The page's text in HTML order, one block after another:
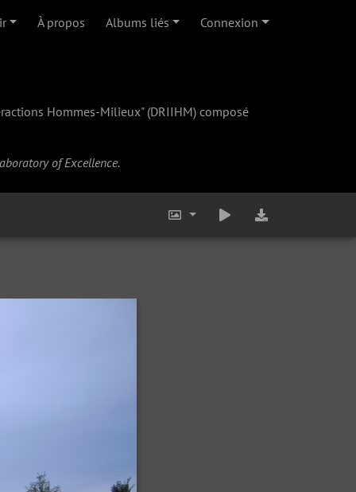
À propos Albums liés Connexion
Hommes-Milieux" (DRIIHM) composé
of Excellence.